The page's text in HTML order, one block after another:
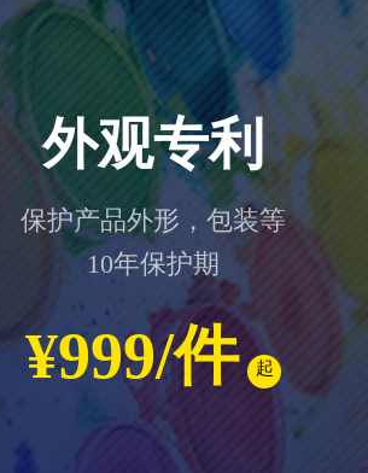
外观专利
保护产品外形，包装等
10年保护期
¥999/件 起